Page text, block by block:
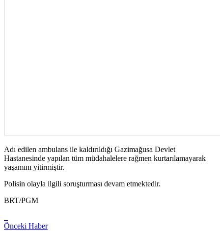
Adı edilen ambulans ile kaldırıldığı Gazimağusa Devlet
Hastanesinde yapılan tüm müdahalelere rağmen kurtarılamayarak
yaşamını yitirmiştir.
Polisin olayla ilgili soruşturması devam etmektedir.
BRT/PGM
Önceki Haber